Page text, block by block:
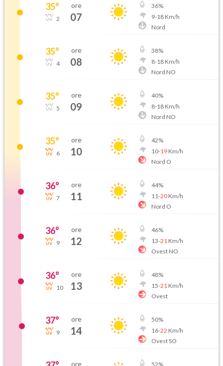
35°
2
ore
07
36%
9-18Km/h
Nord
35°
4
ore
08
38%
8-18Km/h
Nord NO
35°
5
ore
09
40%
8-18Km/h
Nord NO
35°
6
ore
10
42%
10-19Km/h
Nord O
36°
7
ore
11
44%
11-20Km/h
Nord O
36°
9
ore
12
46%
13-21 Km/h
Ovest NO
36°
10
ore
13
48%
15-21 Km/h
Ovest
37°
9
ore
14
50%
16-22 Km/h
Ovest SO
ore 52%